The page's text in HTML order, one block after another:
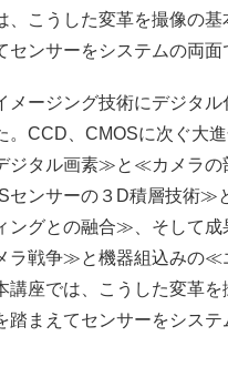
こうした変革を撮像の基
センサーをシステムの両面
ージング技術にデジタル
。CCD、CMOSに次ぐ大
ジタル画素≫と≪カメラの
センサーの３D積層技術≫
ングとの融合≫、そして
ラ戦争≫と機器組込みの≪
講座では、こうした変革を
踏まえてセンサーをシステ